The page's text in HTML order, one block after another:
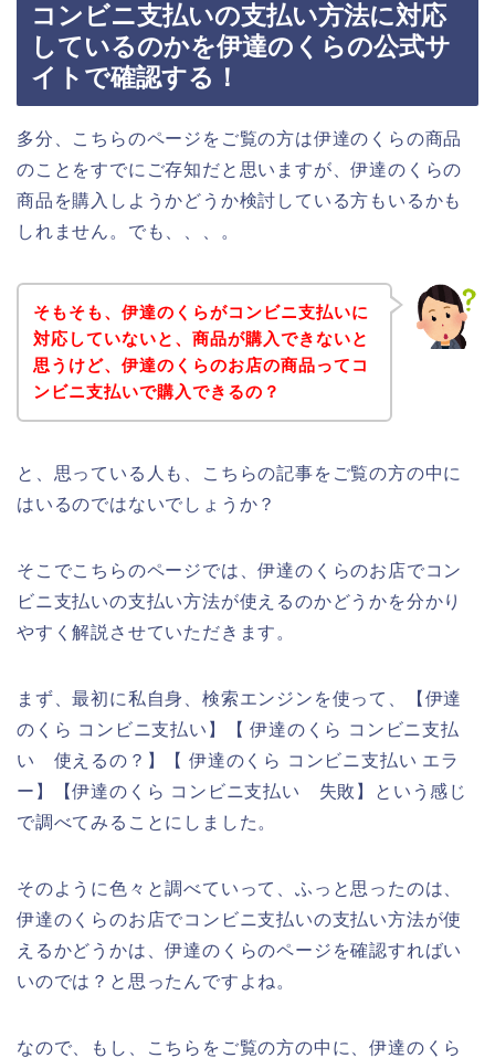
コンビニ支払いの支払い方法に対応
しているのかを伊達のくらの公式サ
イトで確認する！
多分、こちらのページをご覧の方は伊達のくらの商品
のことをすでにご存知だと思いますが、伊達のくらの
商品を購入しようかどうか検討している方もいるかも
しれません。でも、、、。
そもそも、伊達のくらがコンビニ支払いに
対応していないと、商品が購入できないと
思うけど、伊達のくらのお店の商品ってコ
ンビニ支払いで購入できるの？
と、思っている人も、こちらの記事をご覧の方の中に
はいるのではないでしょうか？
そこでこちらのページでは、伊達のくらのお店でコン
ビニ支払いの支払い方法が使えるのかどうかを分かり
やすく解説させていただきます。
まず、最初に私自身、検索エンジンを使って、【伊達
のくら コンビニ支払い】【 伊達のくら コンビニ支払
い 使えるの？】【 伊達のくら コンビニ支払い エラ
ー】【伊達のくら コンビニ支払い 失敗】という感じ
で調べてみることにしました。
そのように色々と調べていって、ふっと思ったのは、
伊達のくらのお店でコンビニ支払いの支払い方法が使
えるかどうかは、伊達のくらのページを確認すればい
いのでは？と思ったんですよね。
なので、もし、こちらをご覧の方の中に、伊達のくら